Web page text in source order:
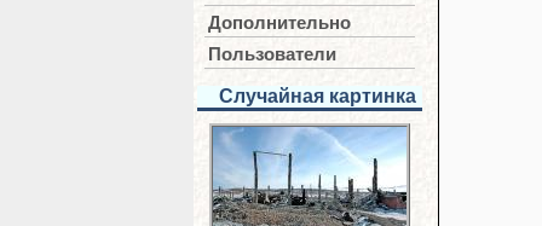
Дополнительно
Пользователи
Случайная картинка